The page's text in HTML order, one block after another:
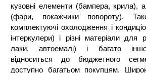
кузовні елементи (бампера, крила),
(фари, покажчики повороту).
комплектуючі охолодження і
інтеркулери) і різні матеріали для
лаки, автоемалі) і багато
відноситься до бюджетного
доступно багатьом покупцям.